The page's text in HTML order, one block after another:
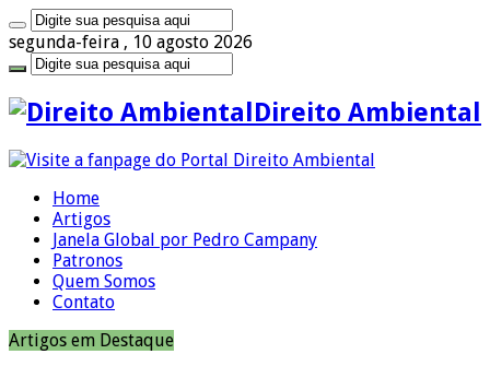
segunda-feira , 10 agosto 2026
Direito Ambiental
Home
Artigos
Janela Global por Pedro Campany
Patronos
Quem Somos
Contato
Artigos em Destaque